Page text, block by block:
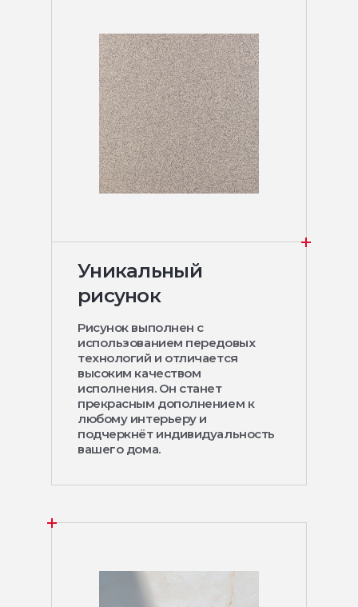
Уникальный
рисунок
Рисунок выполнен с
использованием передовых
технологий и отличается
высоким качеством
исполнения. Он станет
прекрасным дополнением к
любому интерьеру и
подчеркнёт индивидуальность
вашего дома.